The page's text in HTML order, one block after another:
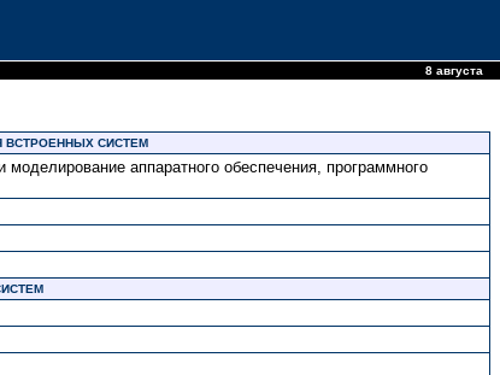
8 августа
ВСТРОЕННЫХ СИСТЕМ
аппаратного обеспечения, программного